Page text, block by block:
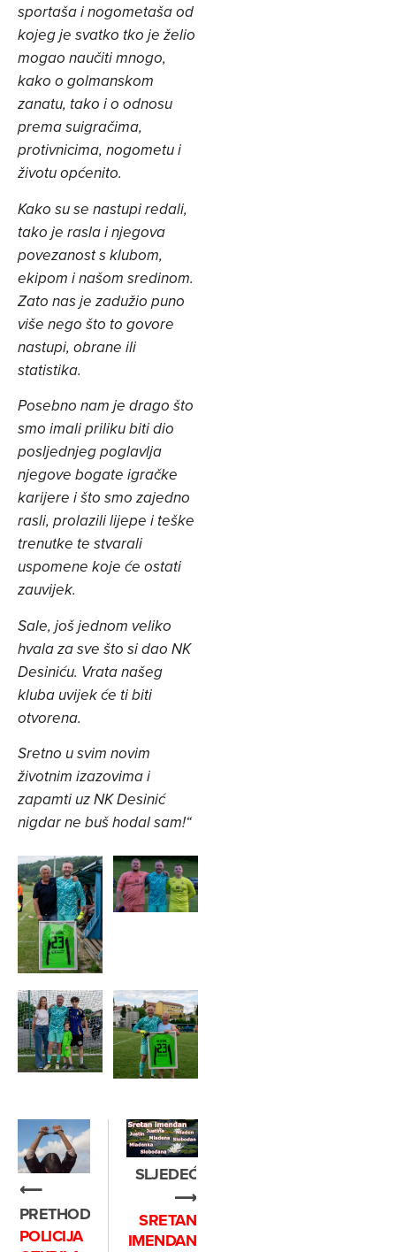
sportaša i nogometaša od
kojeg je svatko tko je želio
mogao naučiti mnogo,
kako o golmanskom
zanatu, tako i o odnosu
prema suigračima,
protivnicima, nogometu i
životu općenito.
Kako su se nastupi redali,
tako je rasla i njegova
povezanost s klubom,
ekipom i našom sredinom.
Zato nas je zadužio puno
više nego što to govore
nastupi, obrane ili
statistika.
Posebno nam je drago što
smo imali priliku biti dio
posljednjeg poglavlja
njegove bogate igračke
karijere i što smo zajedno
rasli, prolazili lijepe i teške
trenutke te stvarali
uspomene koje će ostati
zauvijek.
Sale, još jednom veliko
hvala za sve što si dao NK
Desiniću. Vrata našeg
kluba uvijek će ti biti
otvorena.
Sretno u svim novim
životnim izazovima i
zapamti uz NK Desinić
nigdar ne buš hodal sam!“
⟵
PRETHODNO
POLICIJA
SLJEDEĆE
⟶
SRETAN
IMENDAN